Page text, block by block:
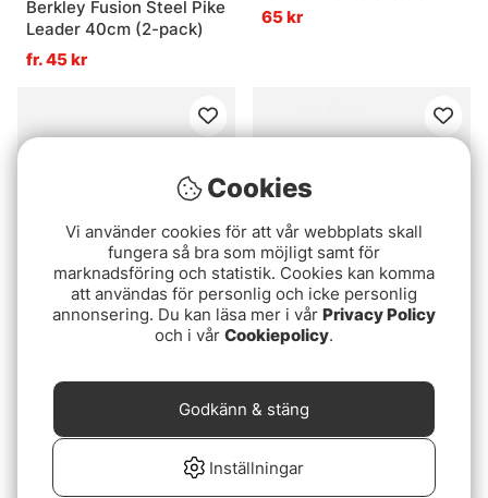
Berkley Fusion Steel Pike
Leader 40cm (2-pack)
fr. 45 kr
65 kr
Betyg: (3)4.7 utav 5 stjärnor
59 kr
Betyg: (2)3.0 utav 5
fr. 59 kr
Cookies
Vi använder cookies för att vår webbplats skall
fungera så bra som möjligt samt för
marknadsföring och statistik. Cookies kan komma
att användas för personlig och icke personlig
annonsering. Du kan läsa mer i vår Privacy Policy
och i vår Cookiepolicy.
Inställningar
Godkänn & stäng